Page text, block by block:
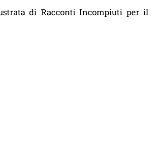
di Racconti Incompiuti per il